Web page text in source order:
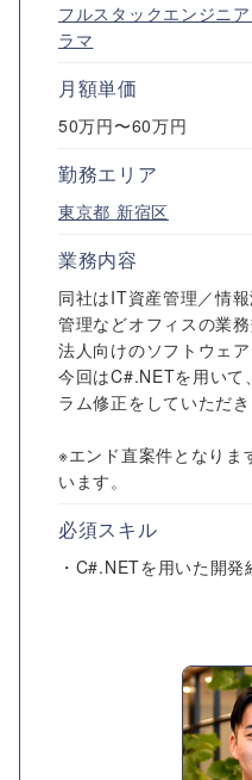
フルスタックエンジニア
ラマ
月額単価
50万円〜60万円
勤務エリア
東京都 新宿区
業務内容
同社はIT資産管理／情
管理などオフィスの業
法人向けのソフトウェア
今回はC#.NETを用いて
ラム修正をしていただき
※エンド直案件となりま
います。
必須スキル
・C#.NETを用いた開